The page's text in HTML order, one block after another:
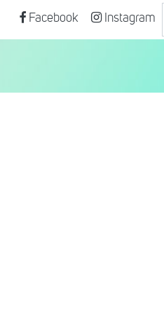
Facebook Instagram